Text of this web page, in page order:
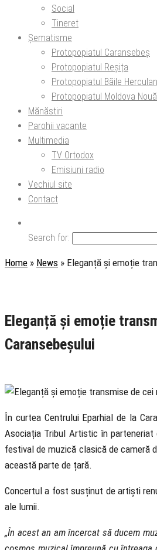
Social
Tineret
Șematisme
Protopopiatul Caransebeș
Protopopiatul Reșița
Protopopiatul Băile
Protopopiatul Moldova Nouă
Mănăstiri
Parohii vacante
Multimedia
TV Ortodox
Emisiuni radio
Vechiul site
Contact
Search for:
Home » News » Eleganță și emoție
Eleganță și emoție
Caransebeșului
În curtea Centrului Eparhial de la
Asociația Tribul Artistic în parteneriat
festival de muzică clasică de cameră
această parte de țară.
Concertul a fost susținut de artiști
ale lumii.
„În acest an am încercat să ducem